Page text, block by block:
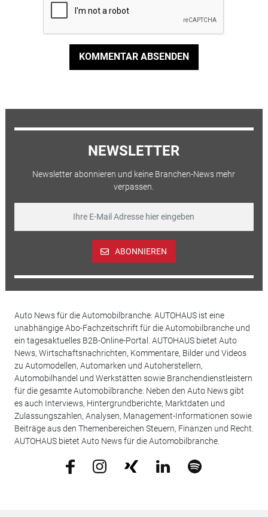
KOMMENTAR ABSENDEN
NEWSLETTER
Newsletter abonnieren und keine Branchen-News mehr
verpassen.
ABONNIEREN
Auto News für die Automobilbranche: AUTOHAUS ist eine
unabhängige Abo-Fachzeitschrift für die Automobilbranche und
ein tagesaktuelles B2B-Online-Portal. AUTOHAUS bietet Auto
News, Wirtschaftsnachrichten, Kommentare, Bilder und Videos
zu Automodellen, Automarken und Autoherstellern,
Automobilhandel und Werkstätten sowie Branchendienstleistern
für die gesamte Automobilbranche. Neben den Auto News gibt
es auch Interviews, Hintergrundberichte, Marktdaten und
Zulassungszahlen, Analysen, Management-Informationen sowie
Beiträge aus den Themenbereichen Steuern, Finanzen und Recht.
AUTOHAUS bietet Auto News für die Automobilbranche.